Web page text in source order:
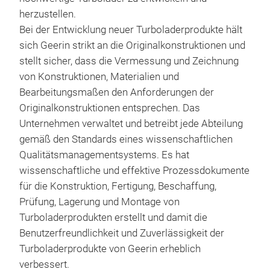
herzustellen.
Bei der Entwicklung neuer Turboladerprodukte hält
sich Geerin strikt an die Originalkonstruktionen und
stellt sicher, dass die Vermessung und Zeichnung
von Konstruktionen, Materialien und
Bearbeitungsmaßen den Anforderungen der
Originalkonstruktionen entsprechen. Das
Unternehmen verwaltet und betreibt jede Abteilung
gemäß den Standards eines wissenschaftlichen
Qualitätsmanagementsystems. Es hat
wissenschaftliche und effektive Prozessdokumente
für die Konstruktion, Fertigung, Beschaffung,
Prüfung, Lagerung und Montage von
Turboladerprodukten erstellt und damit die
Benutzerfreundlichkeit und Zuverlässigkeit der
Turboladerprodukte von Geerin erheblich
verbessert.